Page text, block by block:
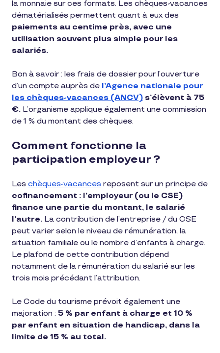
la monnaie sur ces formats. Les chèques-vacances
dématérialisés permettent quant à eux des
paiements au centime près, avec une
utilisation souvent plus simple pour les
salariés.
Bon à savoir : les frais de dossier pour l’ouverture
d’un compte auprès de l’Agence nationale pour
les chèques-vacances (ANCV) s’élèvent à 75
€. L’organisme applique également une commission
de 1 % du montant des chèques.
Comment fonctionne la
participation employeur ?
Les chèques-vacances reposent sur un principe de
cofinancement : l’employeur (ou le CSE)
finance une partie du montant, le salarié
l’autre. La contribution de l’entreprise / du CSE
peut varier selon le niveau de rémunération, la
situation familiale ou le nombre d’enfants à charge.
Le plafond de cette contribution dépend
notamment de la rémunération du salarié sur les
trois mois précédant l’attribution.
Le Code du tourisme prévoit également une
majoration : 5 % par enfant à charge et 10 %
par enfant en situation de handicap, dans la
limite de 15 % au total.